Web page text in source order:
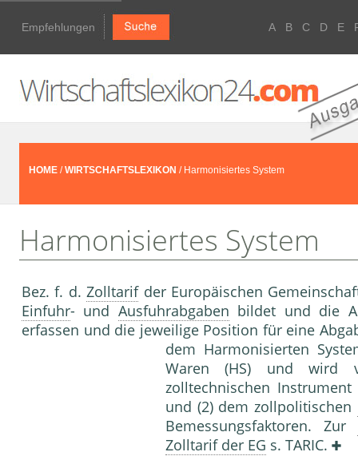
Empfehlungen A B C D E
HOME /WIRTSCHAFTSLEXIKON / Harmonisiertes System
Harmonisiertes System
Bez. f. d.Zolltarifder Europäischen
Einfuhr- und Ausfuhrabgaben bildet und die
erfassen und die jeweilige Position für eine
dem Harmonisierten
Waren (HS) und wird
zolltechnischen
und (2) dem zollpolitischen
Bemessungsfaktoren. Zur
Zolltarif der EG s. TARIC.